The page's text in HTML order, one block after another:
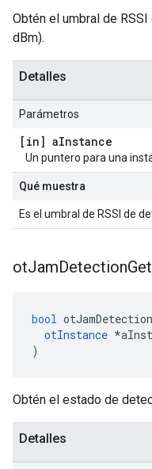
Obtén el umbral de
dBm).
Detalles
Parámetros
[in] aInstance
Un puntero para una
Qué muestra
Es el umbral de RSSI de
otJamDetectionGet
bool
otInstance *
)
Obtén el estado de
Detalles